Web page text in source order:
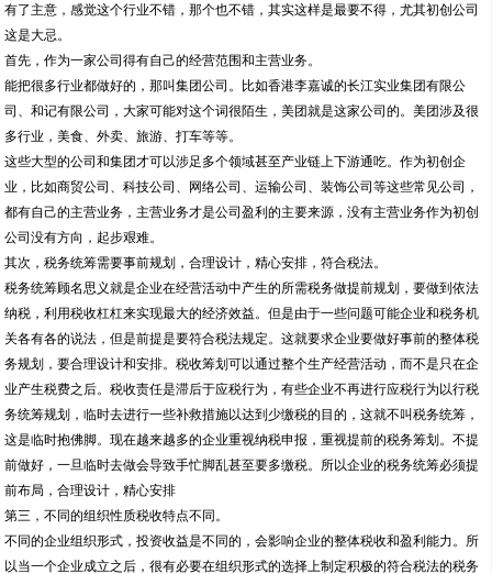
公司经营与税务筹划深度解析
众所周知创办一家公司都要有个名字，也就是给公司起个公司名称，但是却忽略了
不同的行业和经营范围所做的税务筹划和纳税是不一样的。很多关注和支持企搜宝
的网民朋友反映说自己想要成立一家公司，但是在选择行业和经营范围的时候又没
有了主意，感觉这个行业不错，那个也不错，其实这样是最要不得，尤其初创公司
这是大忌。
首先，作为一家公司得有自己的经营范围和主营业务。
能把很多行业都做好的，那叫集团公司。比如香港李嘉诚的长江实业集团有限公
司、和记有限公司，大家可能对这个词很陌生，美团就是这家公司的。美团涉及很
多行业，美食、外卖、旅游、打车等等。
这些大型的公司和集团才可以涉足多个领域甚至产业链上下游通吃。作为初创企
业，比如商贸公司、科技公司、网络公司、运输公司、装饰公司等这些常见公司，
都有自己的主营业务，主营业务才是公司盈利的主要来源，没有主营业务作为初创
公司没有方向，起步艰难。
其次，税务统筹需要事前规划，合理设计，精心安排，符合税法。
税务统筹顾名思义就是企业在经营活动中产生的所需税务做提前规划，要做到依法
纳税，利用税收杠杠来实现最大的经济效益。但是由于一些问题可能企业和税务机
关各有各的说法，但是前提是要符合税法规定。这就要求企业要做好事前的整体税
务规划，要合理设计和安排。税收筹划可以通过整个生产经营活动，而不是只在企
业产生税费之后。税收责任是滞后于应税行为，有些企业不再进行应税行为以行税
务统筹规划，临时去进行一些补救措施以达到少缴税的目的，这就不叫税务统筹，
这是临时抱佛脚。现在越来越多的企业重视纳税申报，重视提前的税务筹划。不提